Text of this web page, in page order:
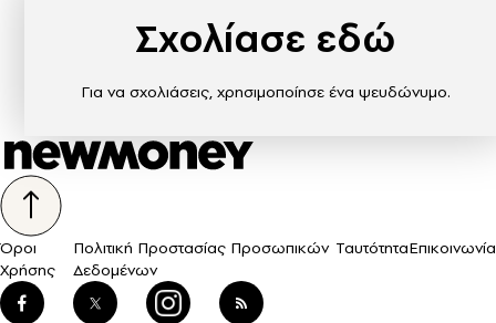
Σχολίασε εδώ
Για να σχολιάσεις, χρησιμοποίησε ένα ψευδώνυμο.
Όροι
Χρήσης
Πολιτική Προστασίας Προσωπικών
Δεδομένων
ΤαυτότηταΕπικοινωνία